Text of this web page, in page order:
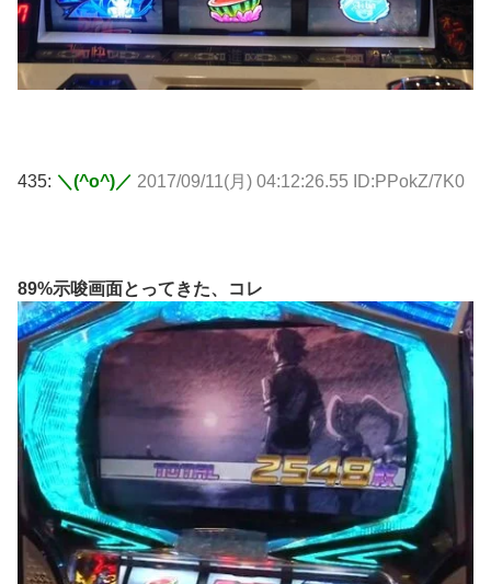
435: ＼(^o^)／ 2017/09/11(月) 04:12:26.55 ID:PPokZ/7K0
89%示唆画面とってきた、コレ